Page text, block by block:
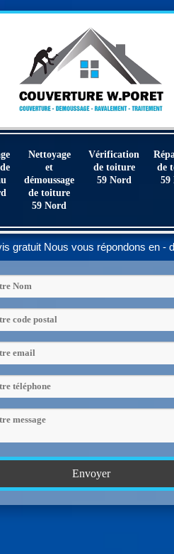
Nettoyage
et
démoussage
de toiture
59 Nord
Vérification
de toiture
59 Nord
de
59
gratuit Nous vous répondons en -